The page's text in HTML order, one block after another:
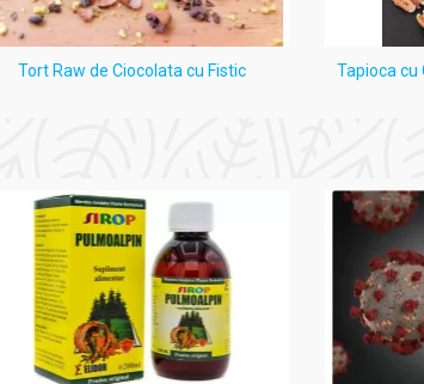
Tort Raw de Ciocolata cu Fistic Tapioca cu